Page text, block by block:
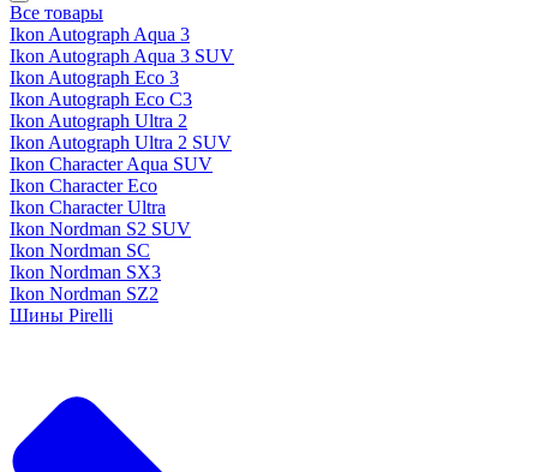
Все товары
Ikon Autograph Aqua 3
Ikon Autograph Aqua 3 SUV
Ikon Autograph Eco 3
Ikon Autograph Eco C3
Ikon Autograph Ultra 2
Ikon Autograph Ultra 2 SUV
Ikon Character Aqua SUV
Ikon Character Eco
Ikon Character Ultra
Ikon Nordman S2 SUV
Ikon Nordman SC
Ikon Nordman SX3
Ikon Nordman SZ2
Шины Pirelli